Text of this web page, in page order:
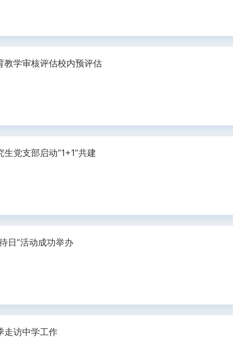
教学审核评估校内预评估
党支部启动“1+1”共建
日”活动成功举办
走访中学工作